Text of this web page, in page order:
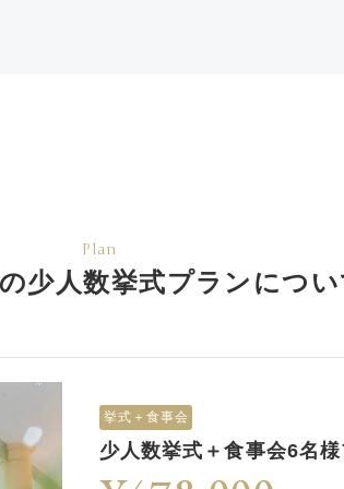
Plan
少人数挙式プランについ
挙式＋食事会
少人数挙式＋食事会6名